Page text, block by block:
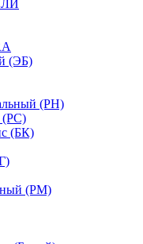
(ЭБ)
(РН)
(РС)
(БК)
(РМ)